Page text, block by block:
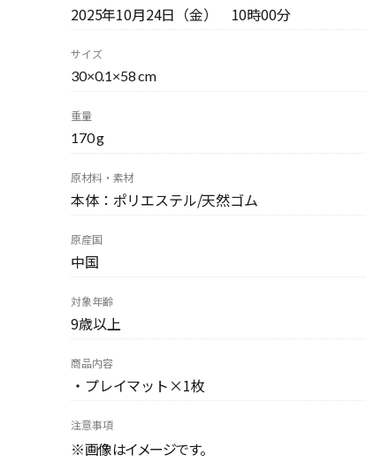
2025年10月24日（金） 10時00分
サイズ
30×0.1×58 cm
重量
170 g
原材料・素材
本体：ポリエステル/天然ゴム
原産国
中国
対象年齢
9歳以上
商品内容
・プレイマット×1枚
注意事項
※画像はイメージです。